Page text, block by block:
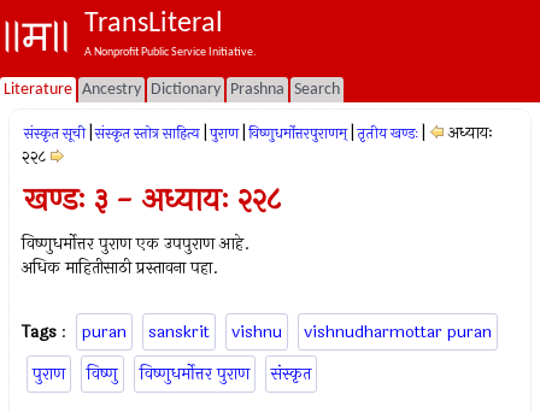
TransLiteral
A Nonprofit Public Service Initiative.
Literature Ancestry Dictionary Prashna Search
संस्कृत सूची संस्कृत स्तोत्र साहित्य पुराण विष्णुधर्मोत्तरपुराणम् तृतीय खण्डः
अध्यायः
२२८
खण्डः ३ - अध्यायः २२८
विष्णुधर्मोत्तर पुराण एक उपपुराण आहे.
अधिक माहितीसाठी प्रस्तावना पहा.
Tags : puran sanskrit vishnu
vishnudharmottar puran
पुराण
विष्णु विष्णुधर्मोत्तर पुराण संस्कृत